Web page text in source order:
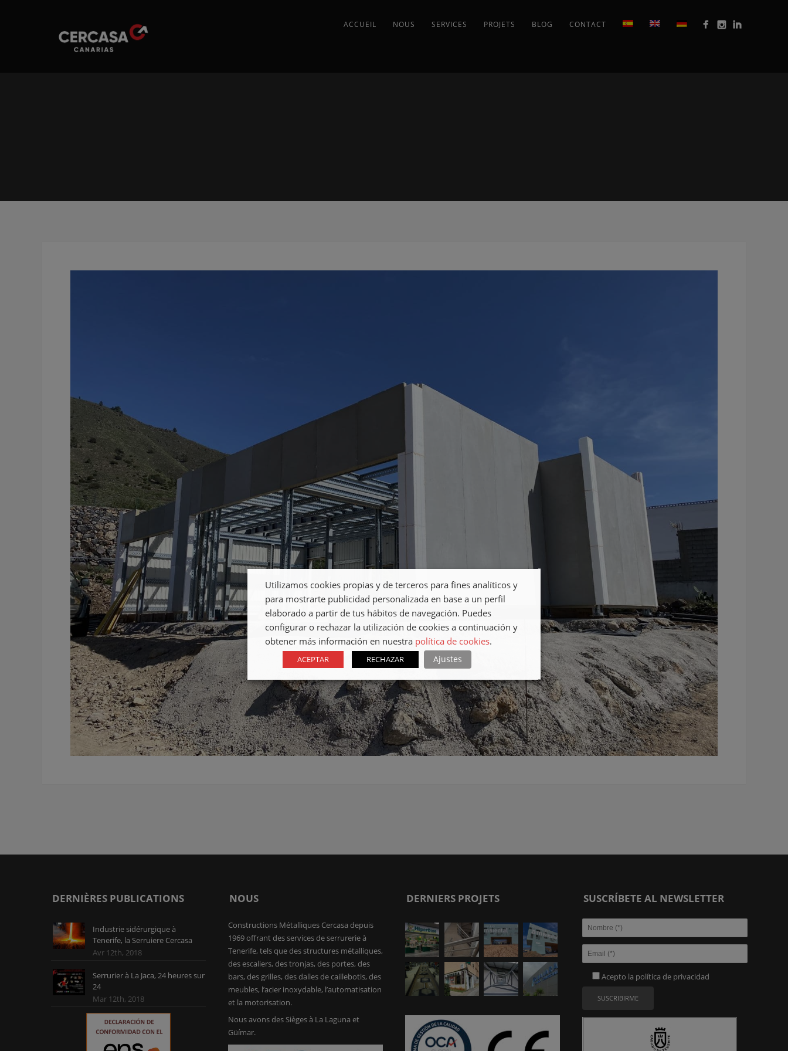
ACCUEIL NOUS SERVICES PROJETS BLOG CONTACT
DERNIÈRES PUBLICATIONS
Industrie sidérurgique à
Tenerife, la Serruiere Cercasa
Avr 12th, 2018
Serrurier à La Jaca, 24 heures sur
24
Mar 12th, 2018
NOUS
Constructions Métalliques Cercasa depuis
1969 offrant des services de serrurerie à
Tenerife, tels que des structures métalliques,
des escaliers, des tronjas, des portes, des
bars, des grilles, des dalles de caillebotis, des
meubles, l’acier inoxydable, l’automatisation
et la motorisation.
Nous avons des Sièges à La Laguna et
Güímar.
DERNIERS PROJETS SUSCRÍBETE AL NEWSLETTER
Acepto la política de privacidad
Utilizamos cookies propias y de terceros para fines analíticos y
para mostrarte publicidad personalizada en base a un perfil
elaborado a partir de tus hábitos de navegación. Puedes
configurar o rechazar la utilización de cookies a continuación y
obtener más información en nuestra política de cookies.
ACEPTAR RECHAZAR Ajustes